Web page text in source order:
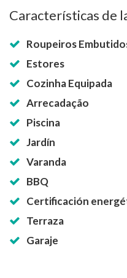
Características de
Roupeiros
Estores
Cozinha Equipada
Arrecadação
Piscina
Jardín
Varanda
BBQ
Certificación
Terraza
Garaje